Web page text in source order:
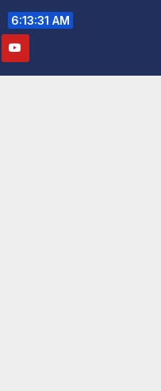
6:13:32 AM